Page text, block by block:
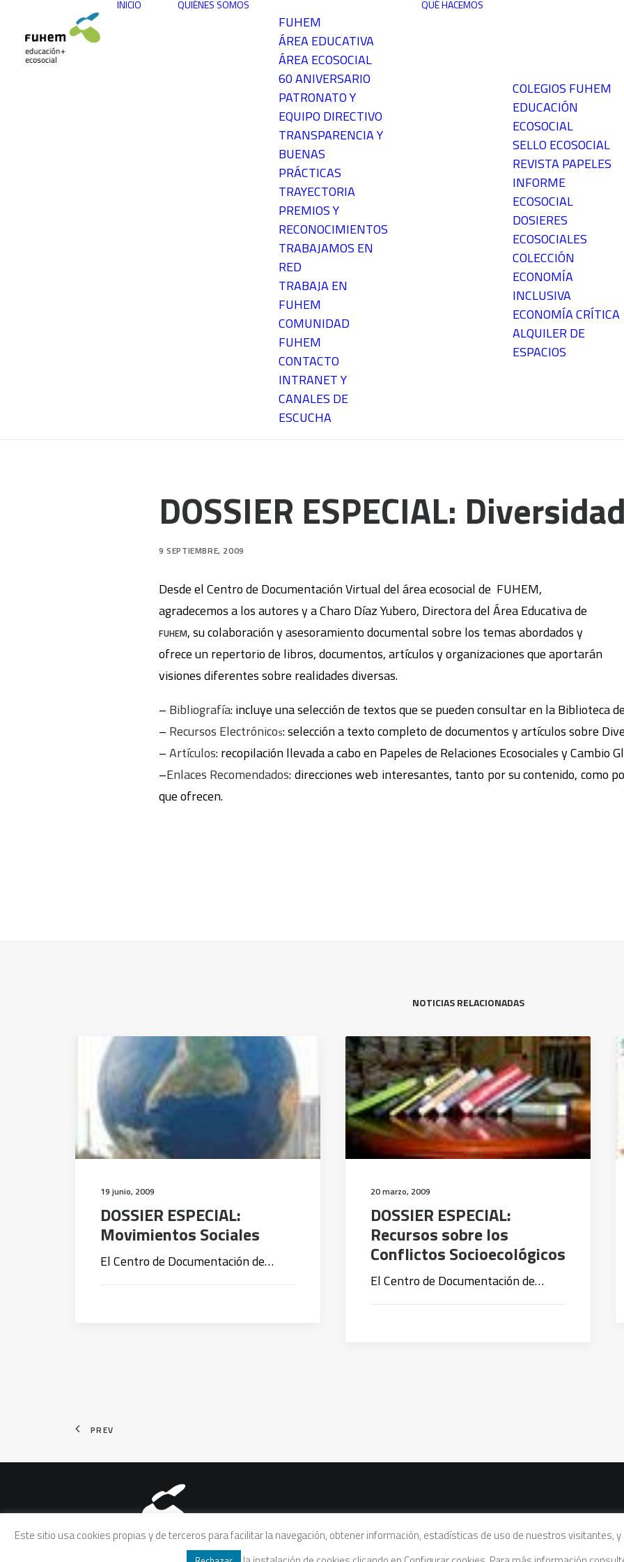
INICIO QUIÉNES SOMOS
FUHEM
ÁREA EDUCATIVA
ÁREA ECOSOCIAL
60 ANIVERSARIO
PATRONATO Y
EQUIPO DIRECTIVO
TRANSPARENCIA Y
BUENAS
PRÁCTICAS
TRAYECTORIA
PREMIOS Y
RECONOCIMIENTOS
TRABAJAMOS EN
RED
TRABAJA EN
FUHEM
COMUNIDAD
FUHEM
CONTACTO
INTRANET Y
CANALES DE
ESCUCHA
QUÉ HACEMOS
COLEGIOS FUHEM
EDUCACIÓN
ECOSOCIAL
SELLO ECOSOCIAL
REVISTA PAPELES
INFORME
ECOSOCIAL
DOSIERES
ECOSOCIALES
COLECCIÓN
ECONOMÍA
INCLUSIVA
ECONOMÍA CRÍTICA
ALQUILER DE
ESPACIOS
DOSSIER ESPECIAL:
9 SEPTIEMBRE, 2009
Desde el Centro de Documentación Virtual del área ecosocial de FUHEM,
agradecemos a los autores y a Charo Díaz Yubero, Directora del Área Educativa de
FUHEM, su colaboración y asesoramiento documental sobre los temas abordados y
ofrece un repertorio de libros, documentos, artículos y organizaciones que aportarán
visiones diferentes sobre realidades diversas.
– Bibliografía: incluye una selección de textos que se pueden consultar en la Biblioteca
– Recursos Electrónicos: selección a texto completo de documentos y artículos sobre
–Artículos: recopilación llevada a cabo en Papeles de Relaciones Ecosociales y Cambio
–Enlaces Recomendados: direcciones web interesantes, tanto por su contenido, como
que ofrecen.
NOTICIAS RELACIONADAS
19 junio, 2009
DOSSIER ESPECIAL:
Movimientos Sociales
El Centro de Documentación de…
20 marzo, 2009
DOSSIER ESPECIAL:
Recursos sobre los
Conflictos Socioecológicos
El Centro de Documentación de…
PREV
Aviso legal|Política de privacidad|Política de cookies|Condiciones legales de venta
Este sitio usa cookies propias y de terceros para facilitar la navegación, obtener información, estadísticas de uso de nuestros visitantes,